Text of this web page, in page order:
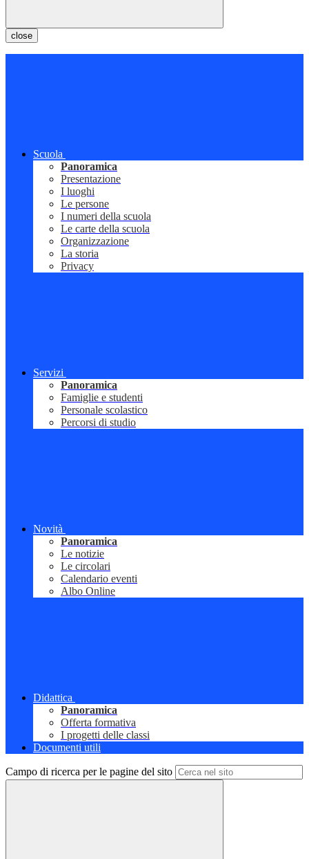
close
Scuola
Panoramica
Presentazione
I luoghi
Le persone
I numeri della scuola
Le carte della scuola
Organizzazione
La storia
Privacy
Servizi
Panoramica
Famiglie e studenti
Personale scolastico
Percorsi di studio
Novità
Panoramica
Le notizie
Le circolari
Calendario eventi
Albo Online
Didattica
Panoramica
Offerta formativa
I progetti delle classi
Documenti utili
Campo di ricerca per le pagine del sito